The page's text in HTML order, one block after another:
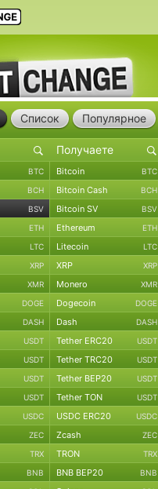
Список Популярное
BTC Bitcoin BTC
BCH Bitcoin Cash BCH
BSV Bitcoin SV BSV
ETH Ethereum ETH
LTC Litecoin LTC
XRP XRP XRP
XMR Monero XMR
DOGE Dogecoin DOGE
DASH Dash DASH
USDT Tether ERC20 USDT
USDT Tether TRC20 USDT
USDT Tether BEP20 USDT
USDT Tether TON USDT
USDC USDC ERC20 USDC
ZEC Zcash ZEC
TRX TRON TRX
BNB BNB BEP20 BNB